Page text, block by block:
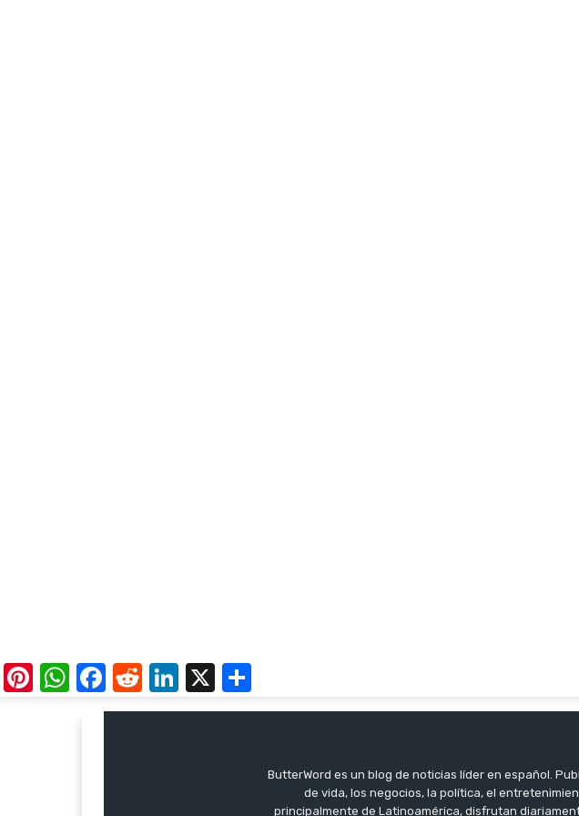
Pinterest
WhatsApp
Facebook
RedditLinkedIn
X
ButterWord es un blog de noticias líder en español.
de vida, los negocios, la política, el
principalmente de Latinoamérica, disfrutan